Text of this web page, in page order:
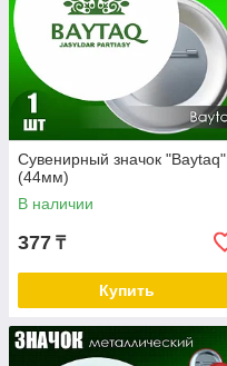
Сувенирный значок "Baytaq"
(44мм)
В наличии
377 ₸
Купить